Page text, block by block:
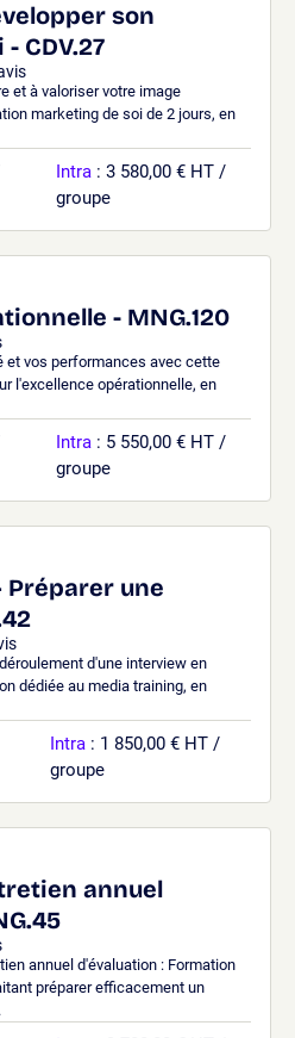
son
CDV.27
et à valoriser votre image
marketing de soi de 2 jours, en
Intra : 3 580,00 € HT /
groupe
- MNG.120
et vos performances avec cette
l'excellence opérationnelle, en
Intra : 5 550,00 € HT /
groupe
Préparer une
d'une interview en
dédiée au media training, en
Intra : 1 850,00 € HT /
groupe
annuel
annuel d'évaluation : Formation
préparer efficacement un